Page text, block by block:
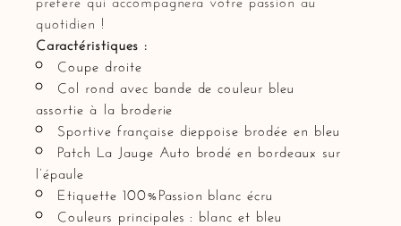
quotidien !
Caractéristiques :
Coupe droite
Col rond avec bande de couleur bleu
assortie à la broderie
Sportive française dieppoise brodée en bleu
Patch La Jauge Auto brodé en bordeaux sur
l’épaule
Etiquette 100%Passion blanc écru
Couleurs principales : blanc et bleu